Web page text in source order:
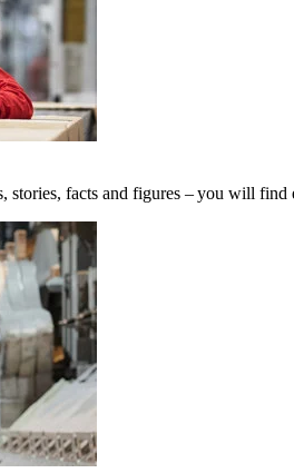
stories, facts and figures – you will find